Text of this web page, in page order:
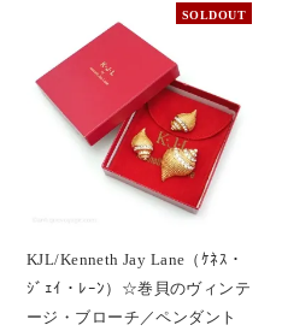
SOLDOUT
KJL/Kenneth Jay Lane（ｹﾈｽ・
ｼﾞｪｲ・ﾚｰﾝ）☆巻貝のヴィンテ
ージ・ブローチ／ペンダント